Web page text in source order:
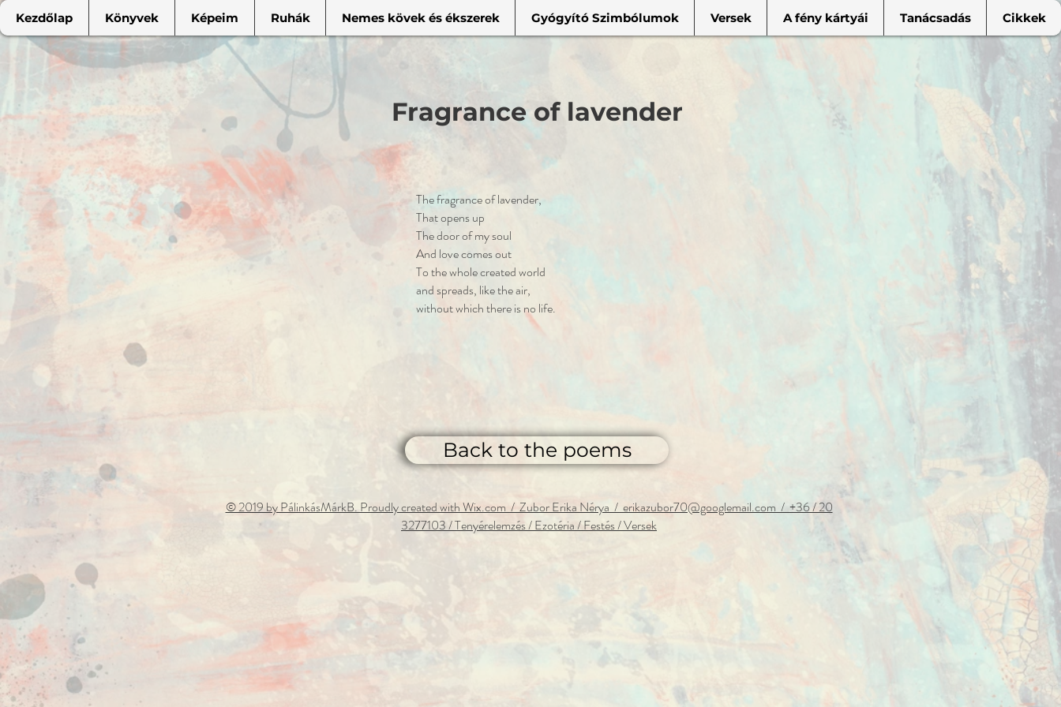
Kezdőlap Könyvek Képeim Ruhák Nemes kövek és ékszerek Gyógyító Szimbólumok Versek A fény kártyái Tanácsadás Cikkek
Fragrance of lavender
The fragrance of lavender,
That opens up
The door of my soul
And love comes out
To the whole created world
and spreads, like the air,
without which there is no life.
Back to the poems
© 2019 by PálinkásMárkB. Proudly created with Wix.com / Zubor Erika Nérya / erikazubor70@googlemail.com / +36 / 20
3277103 / Tenyérelemzés/ Ezotéria / Festés / Versek